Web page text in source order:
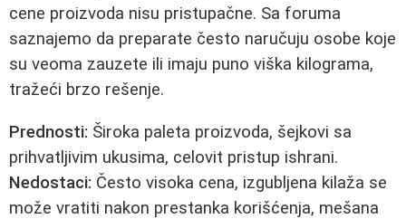
cene proizvoda nisu pristupačne. Sa foruma
saznajemo da preparate često naručuju osobe koje
su veoma zauzete ili imaju puno viška kilograma,
tražeći brzo rešenje.
Prednosti: Široka paleta proizvoda, šejkovi sa
prihvatljivim ukusima, celovit pristup ishrani.
Nedostaci: Često visoka cena, izgubljena kilaža se
može vratiti nakon prestanka korišćenja, mešana